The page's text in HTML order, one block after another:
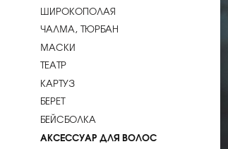
ШИРОКОПОЛАЯ
ЧАЛМА, ТЮРБАН
МАСКИ
ТЕАТР
КАРТУЗ
БЕРЕТ
БЕЙСБОЛКА
АКСЕССУАР ДЛЯ ВОЛОС